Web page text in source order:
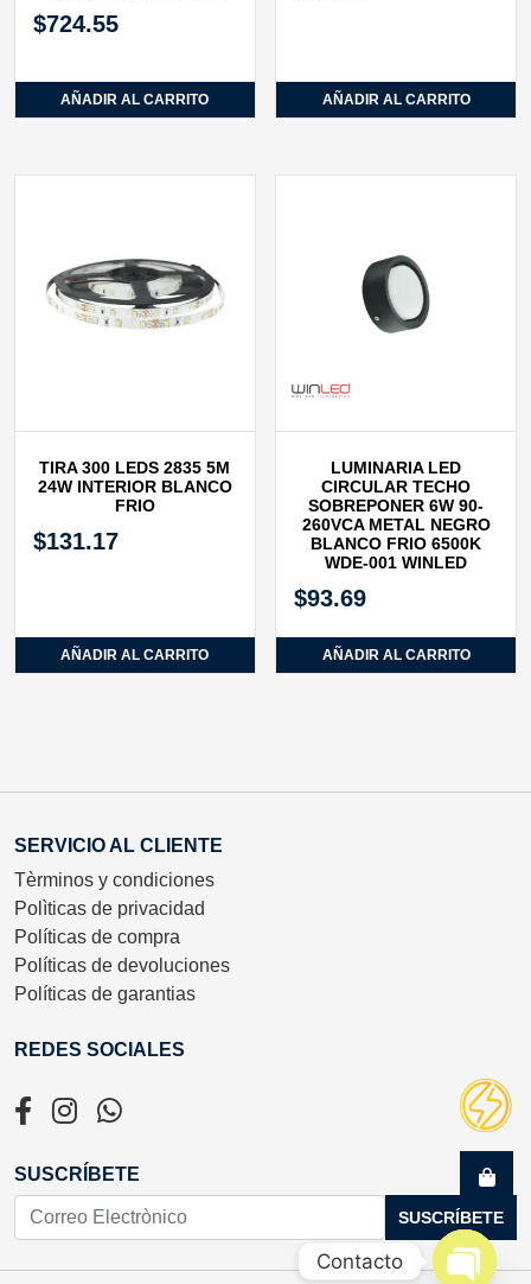
$724.55
AÑADIR AL CARRITO AÑADIR AL CARRITO
TIRA 300 LEDS 2835 5M
24W INTERIOR BLANCO
FRIO
$131.17
AÑADIR AL CARRITO
LUMINARIA LED
CIRCULAR TECHO
SOBREPONER 6W 90-
260VCA METAL NEGRO
BLANCO FRIO 6500K
WDE-001 WINLED
$93.69
AÑADIR AL CARRITO
SERVICIO AL CLIENTE
Tèrminos y condiciones
Polìticas de privacidad
Políticas de compra
Políticas de devoluciones
Políticas de garantias
REDES SOCIALES
SUSCRÍBETE
SUSCRÍBETE
Contacto